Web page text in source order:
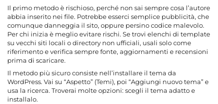
Il primo metodo è rischioso, perché non sai sempre cosa l’autore
abbia inserito nei file. Potrebbe esserci semplice pubblicità, che
comunque danneggia il sito, oppure persino codice malevolo.
Per chi inizia è meglio evitare rischi. Se trovi elenchi di template
su vecchi siti locali o directory non ufficiali, usali solo come
riferimento e verifica sempre fonte, aggiornamenti e recensioni
prima di scaricare.
Il metodo più sicuro consiste nell’installare il tema da
WordPress. Vai su “Aspetto” (Temi), poi “Aggiungi nuovo tema” e
usa la ricerca. Troverai molte opzioni: scegli il tema adatto e
installalo.